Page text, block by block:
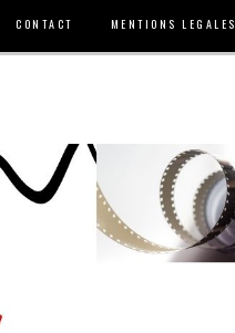
CONTACT MENTIONS LEGALES